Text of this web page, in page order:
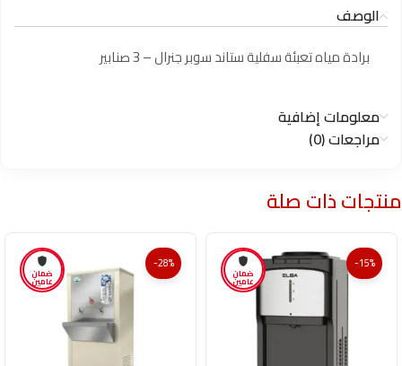
الوصف
برادة مياه تعبئة سفلية ستاند سوبر جنرال – 3 صنابير
معلومات إضافية
مراجعات (0)
منتجات ذات صلة
ضمان
عامين
-15%
ضمان
عامين
-28%